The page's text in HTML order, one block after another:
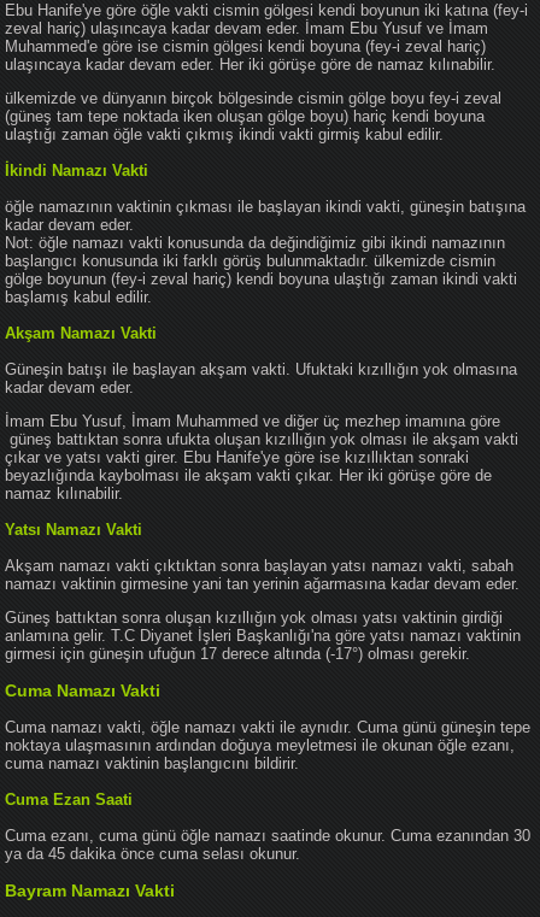
Ebu Hanife'ye göre öğle vakti cismin gölgesi kendi boyunun iki katına (fey-i
zeval hariç) ulaşıncaya kadar devam eder. İmam Ebu Yusuf ve İmam
Muhammed'e göre ise cismin gölgesi kendi boyuna (fey-i zeval hariç)
ulaşıncaya kadar devam eder. Her iki görüşe göre de namaz kılınabilir.
ülkemizde ve dünyanın birçok bölgesinde cismin gölge boyu fey-i zeval
(güneş tam tepe noktada iken oluşan gölge boyu) hariç kendi boyuna
ulaştığı zaman öğle vakti çıkmış ikindi vakti girmiş kabul edilir.
İkindi Namazı Vakti
öğle namazının vaktinin çıkması ile başlayan ikindi vakti, güneşin batışına
kadar devam eder.
Not: öğle namazı vakti konusunda da değindiğimiz gibi ikindi namazının
başlangıcı konusunda iki farklı görüş bulunmaktadır. ülkemizde cismin
gölge boyunun (fey-i zeval hariç) kendi boyuna ulaştığı zaman ikindi vakti
başlamış kabul edilir.
Akşam Namazı Vakti
Güneşin batışı ile başlayan akşam vakti. Ufuktaki kızıllığın yok olmasına
kadar devam eder.
İmam Ebu Yusuf, İmam Muhammed ve diğer üç mezhep imamına göre
güneş battıktan sonra ufukta oluşan kızıllığın yok olması ile akşam vakti
çıkar ve yatsı vakti girer. Ebu Hanife'ye göre ise kızıllıktan sonraki
beyazlığında kaybolması ile akşam vakti çıkar. Her iki görüşe göre de
namaz kılınabilir.
Yatsı Namazı Vakti
Akşam namazı vakti çıktıktan sonra başlayan yatsı namazı vakti, sabah
namazı vaktinin girmesine yani tan yerinin ağarmasına kadar devam eder.
Güneş battıktan sonra oluşan kızıllığın yok olması yatsı vaktinin girdiği
anlamına gelir. T.C Diyanet İşleri Başkanlığı'na göre yatsı namazı vaktinin
girmesi için güneşin ufuğun 17 derece altında (-17°) olması gerekir.
Cuma Namazı Vakti
Cuma namazı vakti, öğle namazı vakti ile aynıdır. Cuma günü güneşin tepe
noktaya ulaşmasının ardından doğuya meyletmesi ile okunan öğle ezanı,
cuma namazı vaktinin başlangıcını bildirir.
Cuma Ezan Saati
Cuma ezanı, cuma günü öğle namazı saatinde okunur. Cuma ezanından 30
ya da 45 dakika önce cuma selası okunur.
Bayram Namazı Vakti